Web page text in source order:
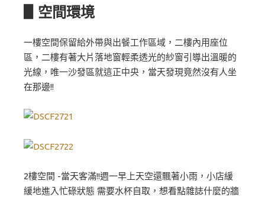
▋空間環境
一樓空間保留給外帶與出餐工作區域，二樓內用座位
區，二樓有著大片落地窗輕柔透光的紗窗引導出溫暖的
光線，唯一沙發區就這正中央，當天發現竟然沒有人坐
在那邊!!
2樓空間 -當天客滿!!週一早上天空還飄著小雨，小店緩
緩地進入忙碌狀態 需要水杯自取，想看點雜誌什麼的牆